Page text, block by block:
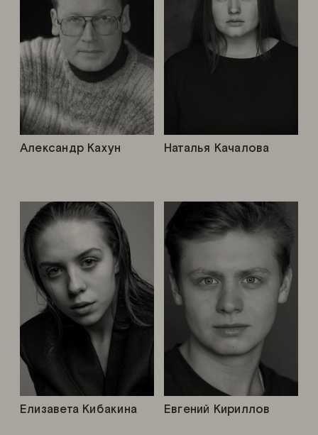
Александр Кахун
Елизавета Кибакина Евгений Кириллов
Наталья Качалова